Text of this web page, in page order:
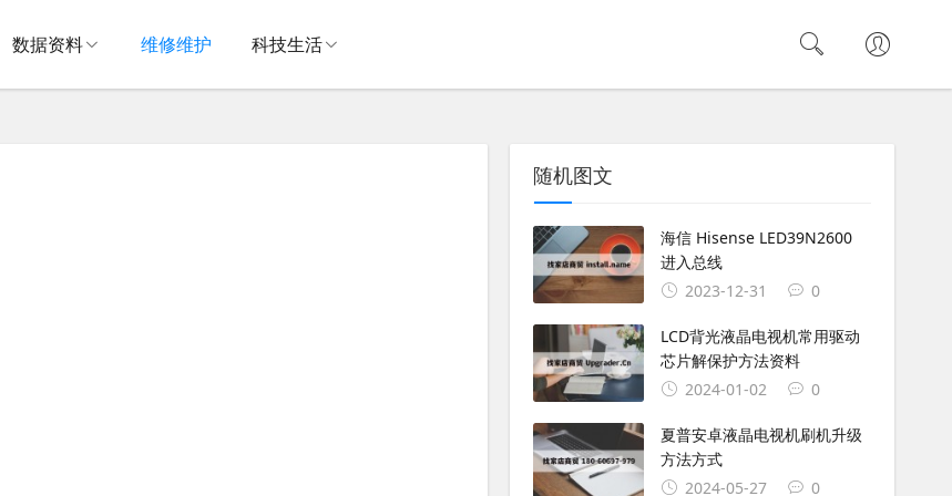
数据资料 维修维护 科技生活
随机图文
海信 Hisense LED39N2600
进入总线
2023-12-31
0
LCD背光液晶电视机常用驱动
芯片解保护方法资料
2024-01-02
0
夏普安卓液晶电视机刷机升级
方法方式
2024-05-27
0